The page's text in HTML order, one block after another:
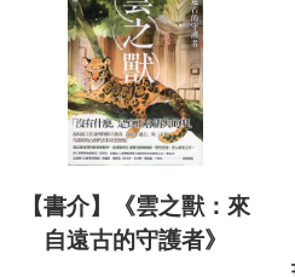
【書介】《雲之獸：來
自遠古的守護者》